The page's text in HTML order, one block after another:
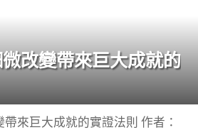
改變帶來巨大成就的
來巨大成就的實證法則 作者：